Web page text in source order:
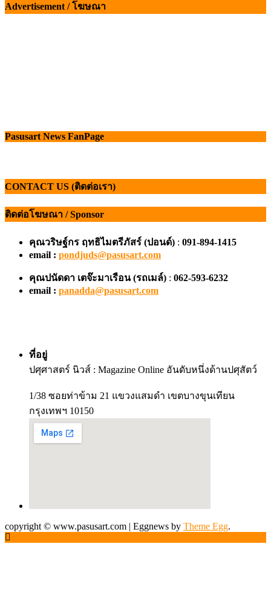
Advertisement / โฆษณา
Pasusart News FanPage
CONTACT US (ติดต่อเรา)
ติดต่อโฆษณา / Sponsor
คุณวริษฐ์กร ฤทธิไมตรีภัสร์ (ปอนด์) : 091-894-1415
email : pondjuds@pasusart.com
คุณปนัดดา เตจ๊ะมาเรือน (รถเมล์) : 062-593-6232
email : panadda@pasusart.com
ที่อยู่
ปศุศาสตร์ นิวส์ : Magazine Online อันดับหนึ่งด้านปศุสัตว์
1/38 ซอยท่าข้าม 21 แขวงแสมดำ เขตบางขุนเทียน
กรุงเทพฯ 10150
copyright © www.pasusart.com | Eggnews by Theme Egg.